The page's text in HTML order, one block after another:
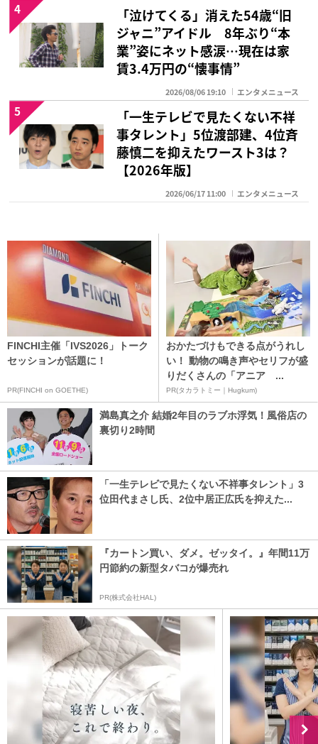
「泣けてくる」消えた54歳“旧
ジャニ”アイドル 8年ぶり“本
業”姿にネット感涙…現在は家
賃3.4万円の“懐事情”
2026/08/06 19:10 エンタメニュース
4
「一生テレビで見たくない不祥
事タレント」5位渡部建、4位斉
藤慎二を抑えたワースト3は？
【2026年版】
2026/06/17 11:00 エンタメニュース
5
FINCHI主催「IVS2026」トーク
セッションが話題に！
PR(FINCHI on GOETHE)
おかたづけもできる点がうれし
い！ 動物の鳴き声やセリフが盛
りだくさんの「アニア ...
PR(タカラトミー｜Hugkum)
満島真之介 結婚2年目のラブホ浮気！風俗店の
裏切り2時間
「一生テレビで見たくない不祥事タレント」3
位田代まさし氏、2位中居正広氏を抑えた...
『カートン買い、ダメ。ゼッタイ。』年間11万
円節約の新型タバコが爆売れ
PR(株式会社HAL)